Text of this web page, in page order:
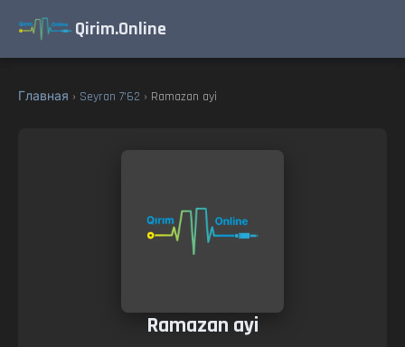
Qirim.Online
Главная › Seyran 7'62 › Ramazan ayi
Ramazan ayi